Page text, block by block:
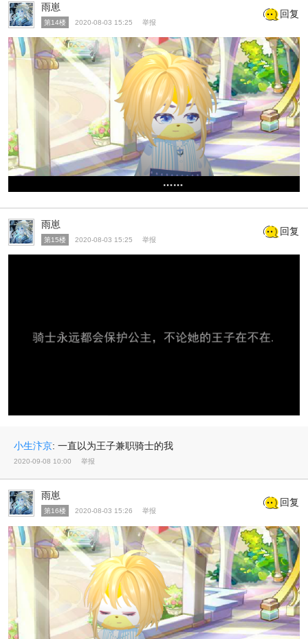
雨崽
第14楼 2020-08-03 15:25 举报
回复
雨崽
第15楼 2020-08-03 15:25 举报
回复
小生汴京: 一直以为王子兼职骑士的我
2020-09-08 10:00 举报
雨崽
第16楼 2020-08-03 15:26 举报
回复